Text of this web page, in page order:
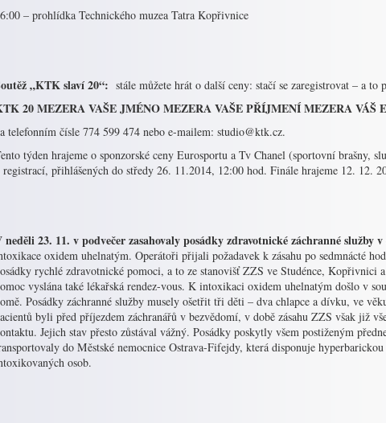
– prohlídka Technického muzea Tatra Kopřivnice
„KTK slaví 20“: stále můžete hrát o další ceny: stačí se zaregistrovat – a
20 MEZERA VAŠE JMÉNO MEZERA VAŠE PŘÍJMENÍ MEZERA VÁŠ
telefonním čísle 774 599 474 nebo e-mailem: studio@ktk.cz.
týden hrajeme o sponzorské ceny Eurosportu a Tv Chanel (sportovní brašny,
přihlášených do středy 26. 11.2014, 12:00 hod. Finále hrajeme 12. 12.
neděli 23. 11. v podvečer zasahovaly posádky zdravotnické záchranné služby
oxidem uhelnatým. Operátoři přijali požadavek k zásahu po sedmnácté
rychlé zdravotnické pomoci, a to ze stanovišť ZZS ve Studénce, Kopřivnici
vyslána také lékařská rendez-vous. K intoxikaci oxidem uhelnatým došlo v
Posádky záchranné služby musely ošetřit tři děti – dva chlapce a dívku, ve
byli před příjezdem záchranářů v bezvědomí, v době zásahu ZZS však již
Jejich stav přesto zůstával vážný. Posádky poskytly všem postiženým
do Městské nemocnice Ostrava-Fifejdy, která disponuje
osob.